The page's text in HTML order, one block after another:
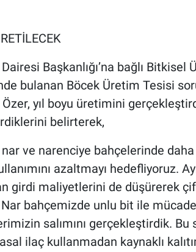
Başkanlığı’na bağlı
bulanan Böcek Üretim Tesisi
yıl boyu üretimini
belirterek,
nar ve narenciye bahçelerinde
azaltmayı hedefliyoruz.
girdi maliyetlerini de düşürerek
Nar bahçemizde unlu bit ile
salımını gerçekleştirdik. Bu
ilaç kullanmadan kaynaklı